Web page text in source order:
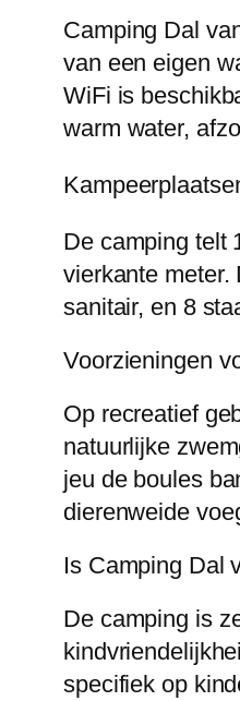
Camping Dal
van een eigen
WiFi is
warm water,
De camping telt
vierkante meter.
sanitair, en 8
Voorzieningen
Op recreatief
natuurlijke
jeu de boules
dierenweide
Is Camping Dal
De camping is
specifiek op